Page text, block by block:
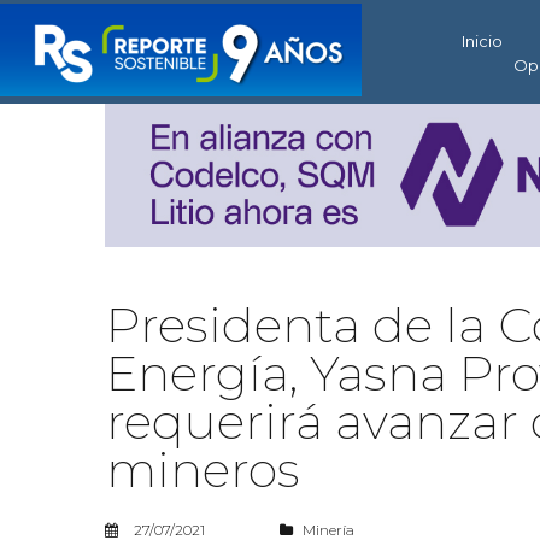
Inicio
Presidenta de la
Energía, Yasna
requerirá avanzar
mineros
27/07/2021 Minería